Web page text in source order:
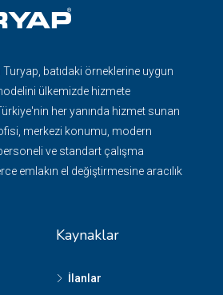
Turyap, batıdaki örneklerine uygun
ülkemizde hizmete
her yanında hizmet sunan
merkezi konumu, modern
ve standart çalışma
emlakın el değiştirmesine aracılık
Kaynaklar
İlanlar